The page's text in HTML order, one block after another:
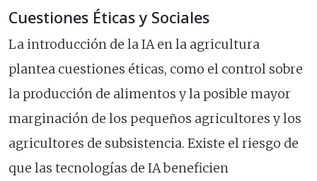
Cuestiones Éticas y Sociales
La introducción de la IA en la agricultura
plantea cuestiones éticas, como el control sobre
la producción de alimentos y la posible mayor
marginación de los pequeños agricultores y los
agricultores de subsistencia. Existe el riesgo de
que las tecnologías de IA beneficien